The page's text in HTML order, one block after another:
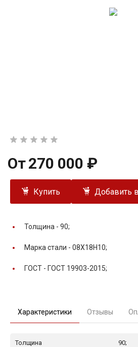
От270 000 ₽
Купить Добавить
Толщина - 90;
Марка стали - 08Х18Н10;
ГОСТ - ГОСТ 19903-2015;
Характеристики Отзывы
Толщина 90;